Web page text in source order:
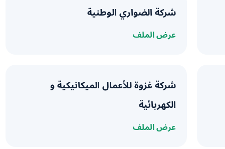
شركة الضواري الوطنية
عرض الملف
شركة غزوة للأعمال الميكانيكية و
الكهربائية
عرض الملف